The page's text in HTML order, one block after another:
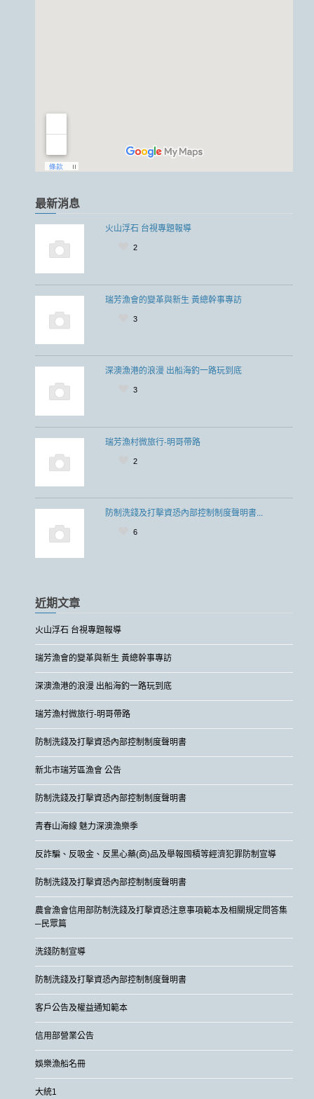
最新消息
火山浮石 台視專題報導
2
瑞芳漁會的變革與新生 黃總幹事專訪
3
深澳漁港的浪漫 出船海釣一路玩到底
3
瑞芳漁村微旅行-明哥帶路
2
防制洗錢及打擊資恐內部控制制度聲明書...
6
近期文章
火山浮石 台視專題報導
瑞芳漁會的變革與新生 黃總幹事專訪
深澳漁港的浪漫 出船海釣一路玩到底
瑞芳漁村微旅行-明哥帶路
防制洗錢及打擊資恐內部控制制度聲明書
新北市瑞芳區漁會 公告
防制洗錢及打擊資恐內部控制制度聲明書
青春山海線 魅力深澳漁樂季
反詐騙、反吸金、反黑心藥(商)品及舉報囤積等經濟犯罪防制宣導
防制洗錢及打擊資恐內部控制制度聲明書
農會漁會信用部防制洗錢及打擊資恐注意事項範本及相關規定問答集
─民眾篇
洗錢防制宣導
防制洗錢及打擊資恐內部控制制度聲明書
客戶公告及權益通知範本
信用部營業公告
娛樂漁船名冊
大統1